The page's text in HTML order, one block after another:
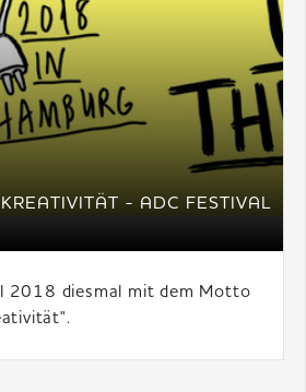
- ADC FESTIVAL
2018 diesmal mit dem Motto